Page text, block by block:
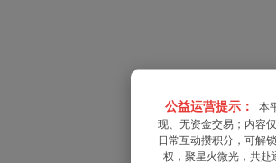
公益运营提示：
本
现、无资金交易；内容
日常互动攒积分，可解
权，聚星火微光，共赴